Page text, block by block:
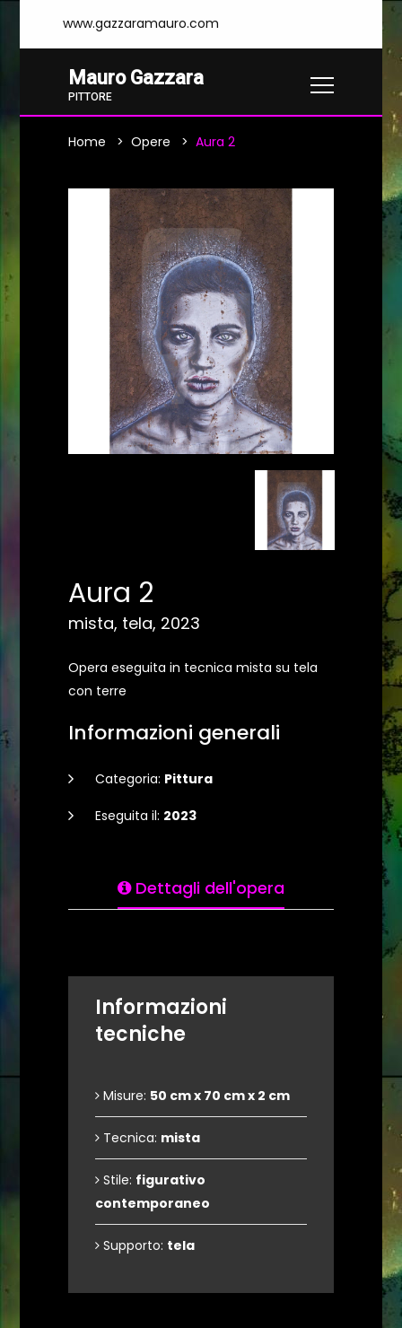
www.gazzaramauro.com
Mauro Gazzara
PITTORE
Home Opere Aura 2
Aura 2
mista, tela, 2023
Opera eseguita in tecnica mista su tela
con terre
Informazioni generali
Categoria: Pittura
Eseguita il: 2023
Dettagli dell'opera
Informazioni
tecniche
Misure: 50 cm x 70 cm x 2 cm
Tecnica: mista
Stile: figurativo
contemporaneo
Supporto: tela